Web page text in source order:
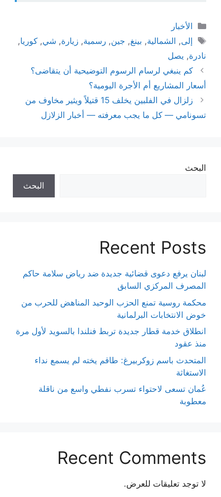
التصنيفات
الأخبار
الوسوم
إلى, الشمالية, بينغ, جين,رسمية,زيارة, شي,كوريا,
نادرة, يصل
كم ينبغي لرسام الرسوم التوضيحية أن يتقاضى؟
أسعار المشاريع أم الأجرة اليومية؟
زلزال في الفلبين يخلف 15 قتيلاً ويثير مخاوف من
تسونامي — كل ما يجب معرفته — أخبار الزلازل
البحث
البحث
Recent Posts
لبنان يرفع دعوى قضائية جديدة ضد رياض سلامة حاكم
المصرف المركزي السابق
محكمة روسية تمنع الحزب الوحيد المناهض للحرب من
خوض الانتخابات البرلمانية
انطلاق خدمة قطار جديدة تربط فنلندا بالسويد لأول مرة
منذ عقود
المتحدث باسم زوكربيرغ: طاقم يخته لم يسمع نداء
الاستغاثة
عُمان تسعى لاحتواء تسرب نفطي واسع من ناقلة
معطوبة
Recent Comments
لا توجد تعليقات للعرض.